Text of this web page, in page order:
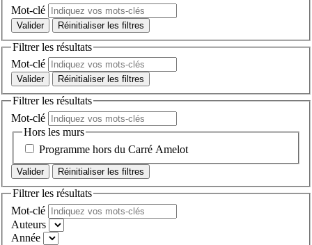
Mot-clé
Réinitialiser les filtres
Filtrer les résultats
Mot-clé
Réinitialiser les filtres
Filtrer les résultats
Mot-clé
Hors les murs
Programme hors du Carré Amelot
Réinitialiser les filtres
Filtrer les résultats
Mot-clé
Auteurs
Année